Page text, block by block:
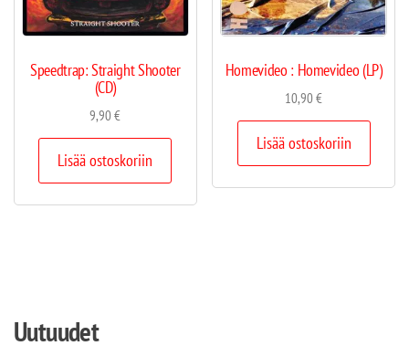
Speedtrap: Straight Shooter
(CD)
9,90€
Lisää ostoskoriin
Homevideo : Homevideo (LP)
10,90€
Lisää ostoskoriin
Uutuudet